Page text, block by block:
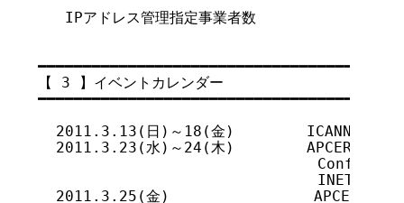
   IPアドレス管理指定事業者数           404
━━━━━━━━━━━━━━━━━━━━━━━━━━━━━━━━━━━
【 3 】イベントカレンダー
━━━━━━━━━━━━━━━━━━━━━━━━━━━━━━━━━━━
2011.3.13(日)～18(金)        ICANN 40
2011.3.23(水)～24(木)        APCERT
INET
2011.3.25(金)                APCERT